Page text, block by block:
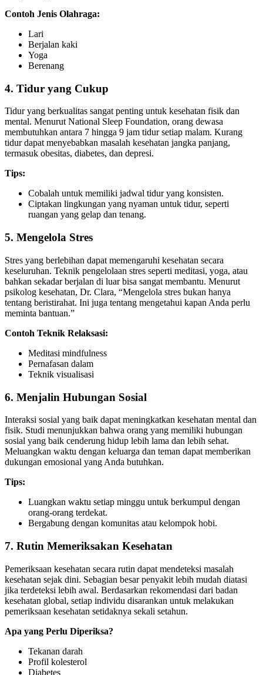
Contoh Jenis Olahraga:
Lari
Berjalan kaki
Yoga
Berenang
4. Tidur yang Cukup
Tidur yang berkualitas sangat penting untuk kesehatan fisik dan
mental. Menurut National Sleep Foundation, orang dewasa
membutuhkan antara 7 hingga 9 jam tidur setiap malam. Kurang
tidur dapat menyebabkan masalah kesehatan jangka panjang,
termasuk obesitas, diabetes, dan depresi.
Tips:
Cobalah untuk memiliki jadwal tidur yang konsisten.
Ciptakan lingkungan yang nyaman untuk tidur, seperti
ruangan yang gelap dan tenang.
5. Mengelola Stres
Stres yang berlebihan dapat memengaruhi kesehatan secara
keseluruhan. Teknik pengelolaan stres seperti meditasi, yoga, atau
bahkan sekadar berjalan di luar bisa sangat membantu. Menurut
psikolog kesehatan, Dr. Clara, “Mengelola stres bukan hanya
tentang beristirahat. Ini juga tentang mengetahui kapan Anda perlu
meminta bantuan.”
Contoh Teknik Relaksasi:
Meditasi mindfulness
Pernafasan dalam
Teknik visualisasi
6. Menjalin Hubungan Sosial
Interaksi sosial yang baik dapat meningkatkan kesehatan mental dan
fisik. Studi menunjukkan bahwa orang yang memiliki hubungan
sosial yang baik cenderung hidup lebih lama dan lebih sehat.
Meluangkan waktu dengan keluarga dan teman dapat memberikan
dukungan emosional yang Anda butuhkan.
Tips:
Luangkan waktu setiap minggu untuk berkumpul dengan
orang-orang terdekat.
Bergabung dengan komunitas atau kelompok hobi.
7. Rutin Memeriksakan Kesehatan
Pemeriksaan kesehatan secara rutin dapat mendeteksi masalah
kesehatan sejak dini. Sebagian besar penyakit lebih mudah diatasi
jika terdeteksi lebih awal. Berdasarkan rekomendasi dari badan
kesehatan global, setiap individu disarankan untuk melakukan
pemeriksaan kesehatan setidaknya sekali setahun.
Apa yang Perlu Diperiksa?
Tekanan darah
Profil kolesterol
Diabetes